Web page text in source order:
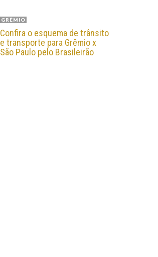
GRÊMIO
Confira o esquema de trânsito
e transporte para Grêmio x
São Paulo pelo Brasileirão